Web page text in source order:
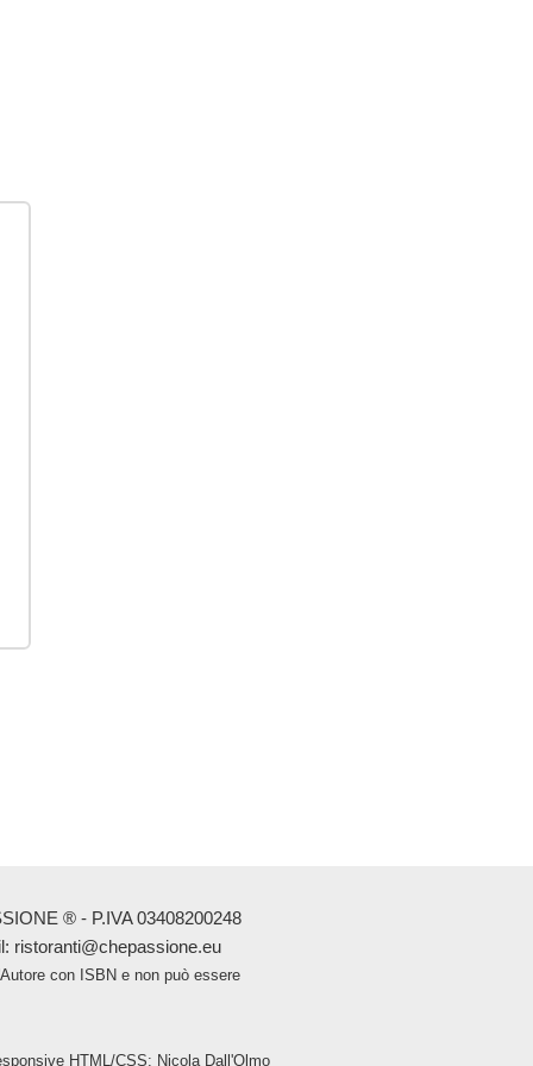
® - P.IVA 03408200248
ristoranti@chepassione.eu
con ISBN e non può essere
HTML/CSS: Nicola Dall'Olmo